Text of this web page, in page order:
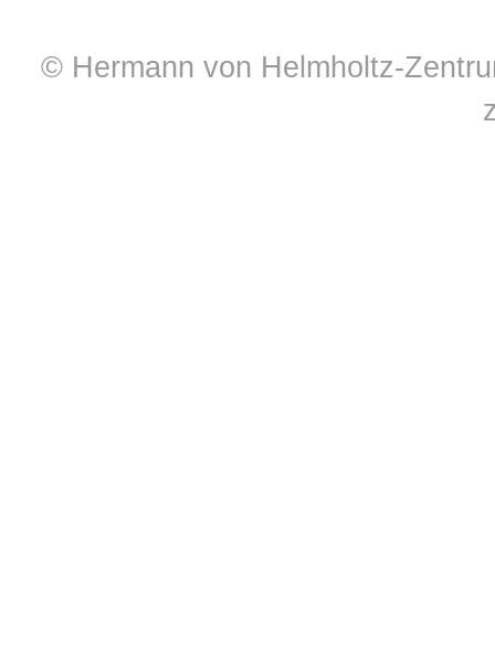
© Hermann von Helmholtz-